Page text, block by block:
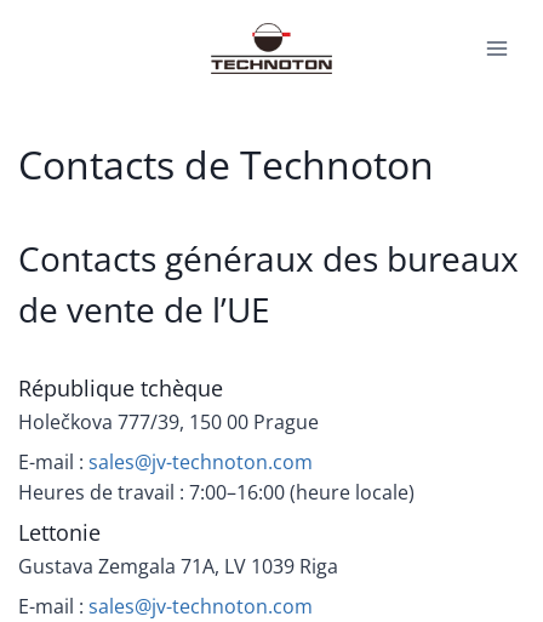
Contacts de Technoton
Contacts généraux des bureaux
de vente de l’UE
République tchèque
Holečkova 777/39, 150 00 Prague
E-mail : sales@jv-technoton.com
Heures de travail : 7:00–16:00 (heure locale)
Lettonie
Gustava Zemgala 71A, LV 1039 Riga
E-mail : sales@jv-technoton.com